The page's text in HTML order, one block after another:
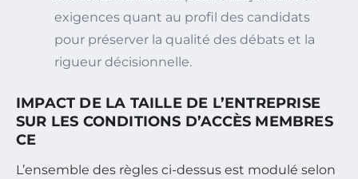
exigences quant au profil des candidats
pour préserver la qualité des débats et la
rigueur décisionnelle.
IMPACT DE LA TAILLE DE L’ENTREPRISE
SUR LES CONDITIONS D’ACCÈS MEMBRES
CE
L’ensemble des règles ci-dessus est modulé selon